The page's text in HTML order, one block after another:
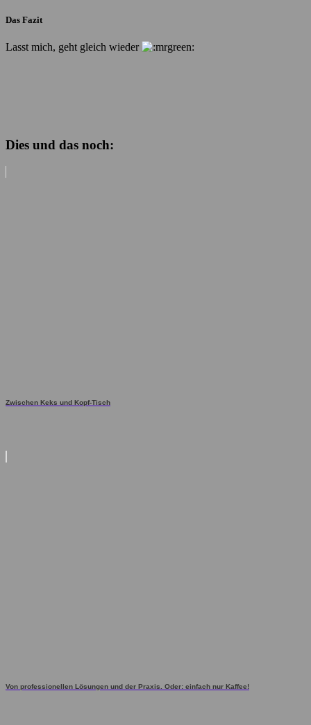
Das Fazit
Lasst mich, geht gleich wieder
Dies und das noch:
Zwischen Keks und Kopf-Tisch
Von professionellen Lösungen und der Praxis. Oder: einfach nur Kaffee!